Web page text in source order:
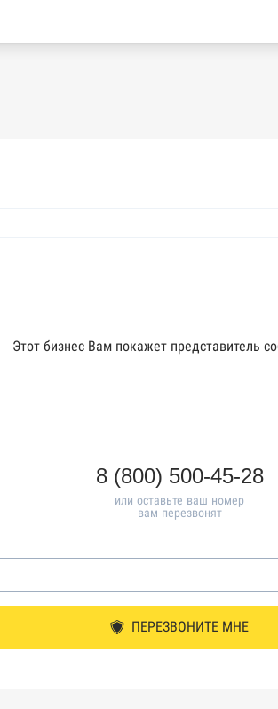
Этот бизнес Вам покажет представитель
8 (800) 500-45-28
или оставьте ваш номер
вам перезвонят
ПЕРЕЗВОНИТЕ МНЕ